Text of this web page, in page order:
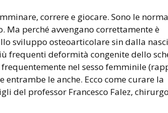
correre e giocare. Sono le
perché avvengano correttamente è
sviluppo osteoarticolare sin dalla
frequenti deformità congenite dello
nel sesso femminile
entrambe le anche. Ecco come curare la
del professor Francesco Falez, chirurgo